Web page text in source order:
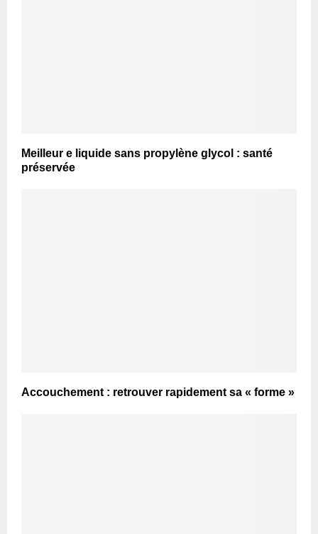
Meilleur e liquide sans propylène glycol : santé
préservée
Accouchement : retrouver rapidement sa « forme »